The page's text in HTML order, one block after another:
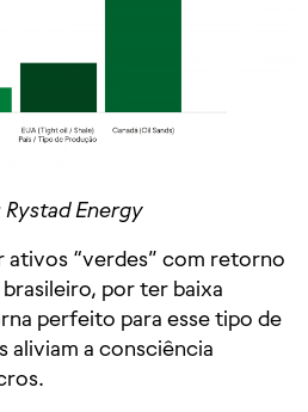
Energy
ativos “verdes” com retorno
por ter baixa
perfeito para esse tipo de
aliviam a consciência